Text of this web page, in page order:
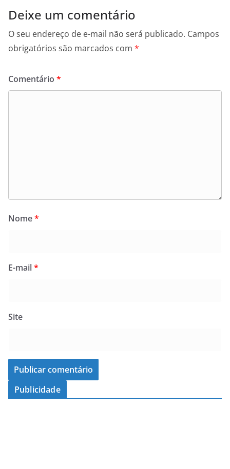
Deixe um comentário
O seu endereço de e-mail não será publicado. Campos
obrigatórios são marcados com *
Comentário *
Nome*
E-mail*
Site
Publicidade